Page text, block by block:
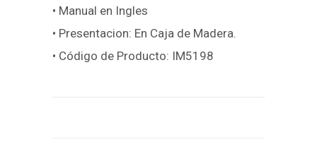
• Manual en Ingles
• Presentacion: En Caja de Madera.
• Código de Producto: IM5198